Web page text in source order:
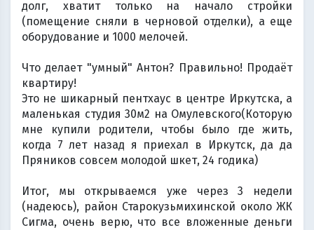
долг, хватит только на начало стройки
(помещение сняли в черновой отделки), а еще
оборудование и 1000 мелочей.
Что делает "умный" Антон? Правильно! Продаёт
квартиру!
Это не шикарный пентхаус в центре Иркутска, а
маленькая студия 30м2 на Омулевского(Которую
мне купили родители, чтобы было где жить,
когда 7 лет назад я приехал в Иркутск, да да
Пряников совсем молодой шкет, 24 годика)
Итог, мы открываемся уже через 3 недели
(надеюсь), район Старокузьмихинской около ЖК
Сигма, очень верю, что все вложенные деньги